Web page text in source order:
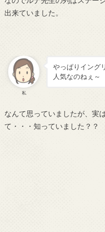
出来ていました。
私
やっぱりイング
人気なのねぇ～
なんて思っていましたが、実
て・・・知っていました？？